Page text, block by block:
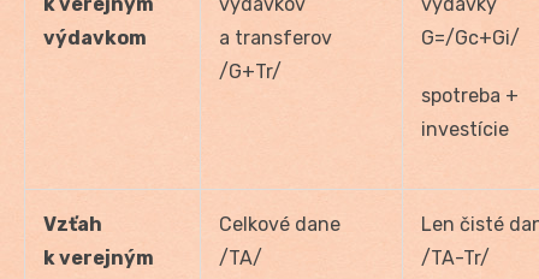
výdavkom
a transferov
/G+Tr/
G=/Gc+Gi/
spotreba +
investície
Vzťah
k verejným
Celkové dane
/TA/
Len čisté
/TA-Tr/